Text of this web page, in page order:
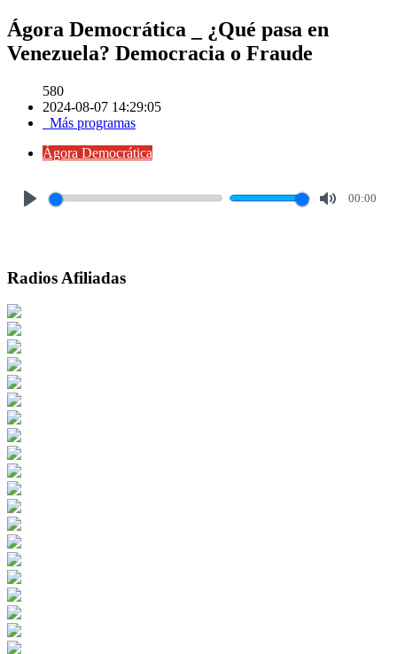
Ágora Democrática _ ¿Qué pasa en
Venezuela? Democracia o Fraude
580
2024-08-07 14:29:05
Más programas
Ágora Democrática
00:00
Radios Afiliadas